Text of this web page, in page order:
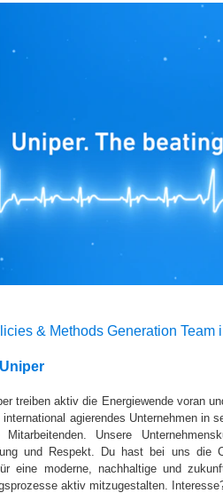
& Methods Generation Team
treiben aktiv die Energiewende voran
international agierendes Unternehmen in
Unsere
und Respekt. Du hast bei uns die
eine moderne, nachhaltige und
aktiv mitzugestalten.